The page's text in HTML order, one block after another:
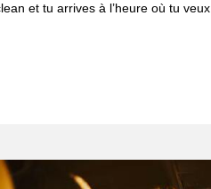
et tu arrives à l’heure où tu veux.